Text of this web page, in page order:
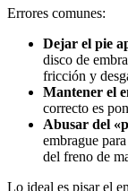
Errores comunes:
Dejar el pie
disco de
fricción y
Mantener el
correcto es
Abusar del
embrague
del freno de
Lo ideal es pisar el